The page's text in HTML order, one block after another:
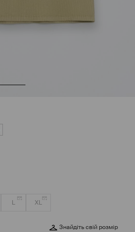
L XL
Знайдіть свій розмір